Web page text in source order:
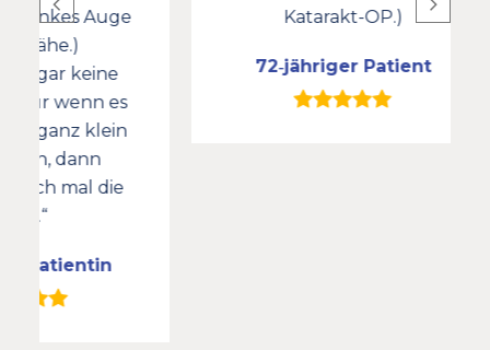
es
Katarakt-OP.)
72‑jähriger Patient